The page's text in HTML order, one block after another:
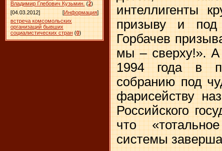
Владимир Глебович Кузьмин. (2)
[04.03.2012]
[Информация]
встреча комсомольских
организаций бывших
социалистических стран (0)
интеллигенты
призыву и под
Горбачев
мы – сверху!».
1994 года в
собранию под
фарисейству
Российского
что
системы